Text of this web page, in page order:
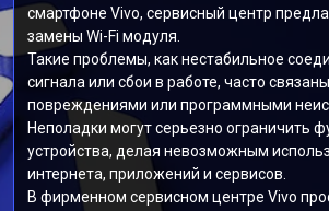
смартфоне Vivo, сервисный центр
замены Wi-Fi модуля.
Такие проблемы, как нестабильное
сигнала или сбои в работе, часто
повреждениями или программными
Неполадки могут серьезно ограничить
устройства, делая невозможным
интернета, приложений и сервисов.
В фирменном сервисном центре Vivo